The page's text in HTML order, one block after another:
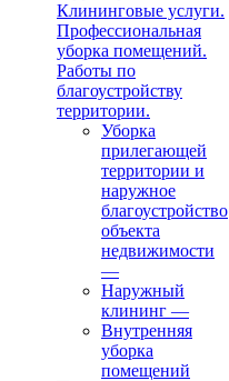
Клининговые услуги.
Профессиональная
уборка помещений.
Работы по
благоустройству
территории.
Уборка
прилегающей
территории и
наружное
благоустройство
объекта
недвижимости
—
Наружный
клининг —
Внутренняя
уборка
помещений